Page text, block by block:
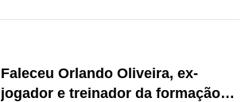
Faleceu Orlando Oliveira, ex-
jogador e treinador da formação